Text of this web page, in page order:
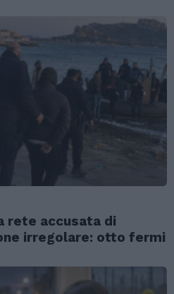
rete accusata di
irregolare: otto fermi